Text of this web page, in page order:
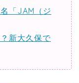
「JAM（ジ
新大久保で